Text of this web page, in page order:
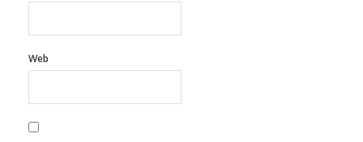
Web